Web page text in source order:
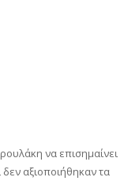
να επισημαίνει
αξιοποιήθηκαν τα